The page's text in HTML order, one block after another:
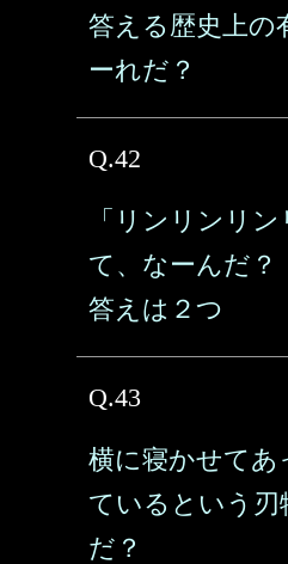
答える歴史上の
ーれだ？
Q.42
「リンリンリ
て、なーんだ？
答えは２つ
Q.43
横に寝かせてあ
ているという刃
だ？